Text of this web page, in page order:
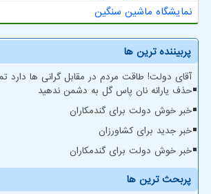
نمایشگاه ماشین سنگین
پربیننده ترین ها
آقای دولت! طاقت مردم در مقابل گرانی ها دارد
حذف یارانه نان پاس گل به دشمن ندهید
خبر خوش دولت برای گندمکاران
خبر جدید برای کشاورزان
خبر خوش دولت برای گندمکاران
پربحث ترین ها